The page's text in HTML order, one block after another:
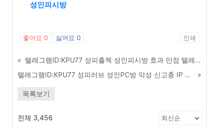
성인피시방
좋아요 0 싫어요 0 인쇄
«
텔레그램ID:KPU77 성피출첵 성인피시방 효과 만점 텔레그램 및 문자 발송 홍보 팁 - 양평
텔레그램ID:KPU77 성피러브 성인PC방 악성 신고충 IP 및 신상 정보 공유방 - 밀양
»
목록보기
전체 3,456